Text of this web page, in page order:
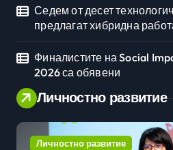
Седем от десет
предлагат хибридна
Финалистите на Social
2026 са обявени
Личностно развитие
Личностно развитие